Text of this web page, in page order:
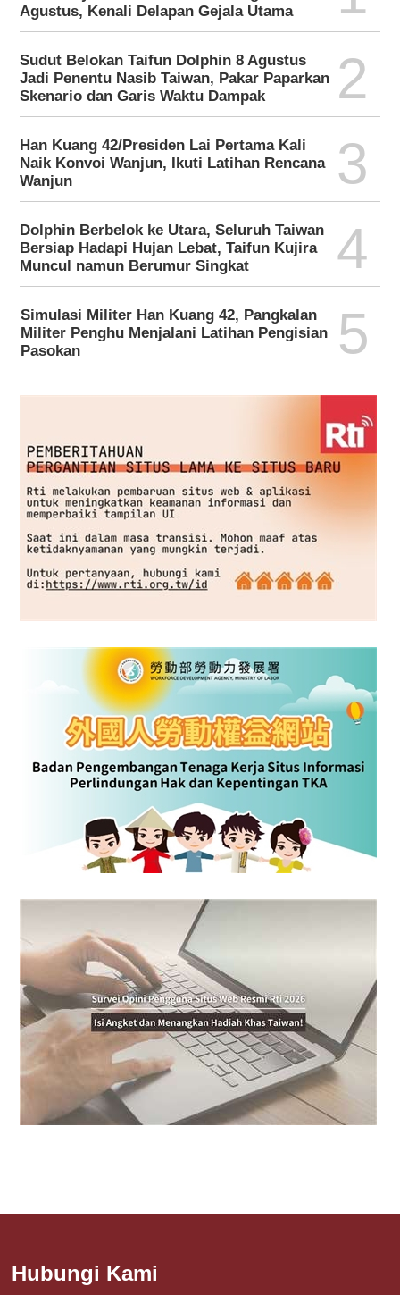
Agustus, Kenali Delapan Gejala Utama
Sudut Belokan Taifun Dolphin 8 Agustus
Jadi Penentu Nasib Taiwan, Pakar Paparkan
Skenario dan Garis Waktu Dampak
2
Han Kuang 42/Presiden Lai Pertama Kali
Naik Konvoi Wanjun, Ikuti Latihan Rencana
Wanjun
3
Dolphin Berbelok ke Utara, Seluruh Taiwan
Bersiap Hadapi Hujan Lebat, Taifun Kujira
Muncul namun Berumur Singkat
4
Simulasi Militer Han Kuang 42, Pangkalan
Militer Penghu Menjalani Latihan Pengisian
Pasokan
5
Hubungi Kami